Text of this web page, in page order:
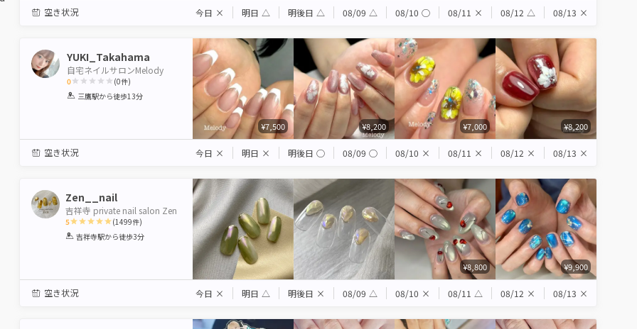
空き状況 今日 × 明日 △ 明後日 △ 08/09 △ 08/10 ◯ 08/11 × 08/12 △ 08/13 ×
YUKI_Takahama
自宅ネイルサロンMelody
0
1 2 3 4 5
(0件)
三鷹駅から徒歩13分
¥7,500 ¥8,200 ¥7,000 ¥8,200
空き状況 今日 × 明日 × 明後日 ◯ 08/09 ◯ 08/10 × 08/11 × 08/12 × 08/13 ×
Zen__nail
吉祥寺 private nail salon Zen
5
1 2 3 4 5
(1499件)
吉祥寺駅から徒歩3分
¥8,800 ¥9,900
空き状況 今日 × 明日 △ 明後日 × 08/09 △ 08/10 × 08/11 △ 08/12 × 08/13 ×